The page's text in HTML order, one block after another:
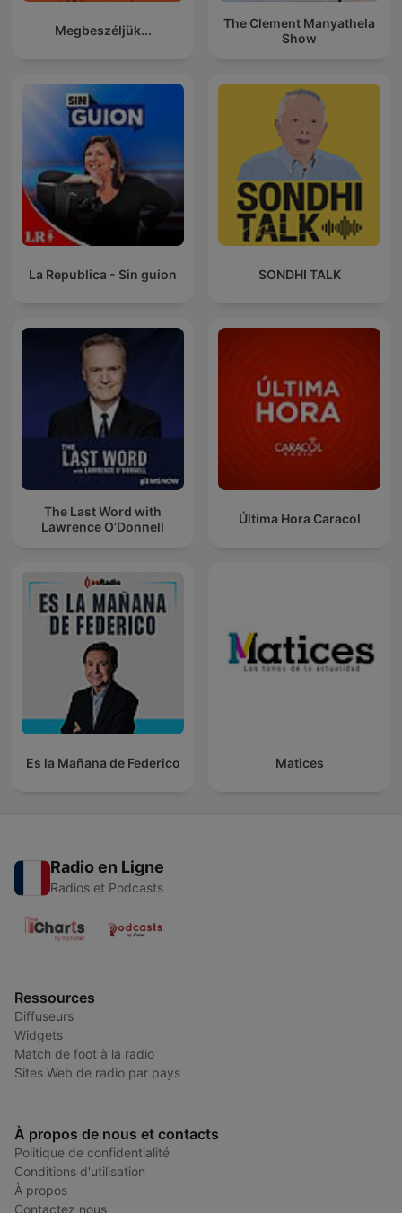
Megbeszéljük...
The Clement Manyathela
Show
La Republica - Sin guion SONDHI TALK
The Last Word with
Lawrence O’Donnell
Última Hora Caracol
Es la Mañana de Federico Matices
Radio en Ligne
Radios et Podcasts
Ressources
Diffuseurs
Widgets
Match de foot à la radio
Sites Web de radio par pays
À propos de nous et contacts
Politique de confidentialité
Conditions d'utilisation
À propos
Contactez nous